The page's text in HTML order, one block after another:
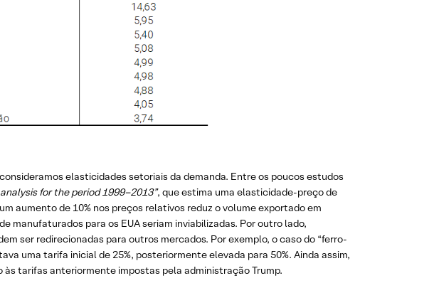
elasticidades setoriais da demanda. Entre os poucos estudos
for the period 1999–2013”, que estima uma elasticidade-preço de
aumento de 10% nos preços relativos reduz o volume exportado em
manufaturados para os EUA seriam inviabilizadas. Por outro lado,
ser redirecionadas para outros mercados. Por exemplo, o caso do “ferro-
uma tarifa inicial de 25%, posteriormente elevada para 50%. Ainda assim,
tarifas anteriormente impostas pela administração Trump.